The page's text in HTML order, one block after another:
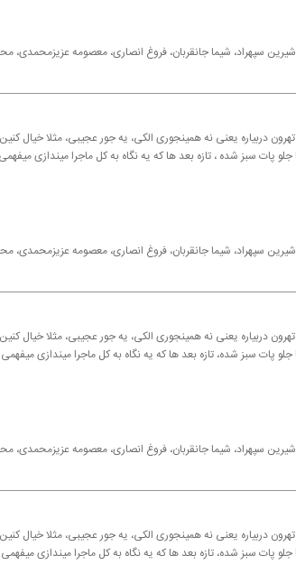
شیرین سپهراد، شیما جانقربان، فروغ انصاری، معصومه
دربیاره یعنی نه همینجوری الكی، یه جور عجیبی، مثلا خیال
پات سبز شده ، تازه بعد ها كه یه نگاه به كل ماجرا میندازی
شیرین سپهراد، شیما جانقربان، فروغ انصاری، معصومه
دربیاره یعنی نه همینجوری الكی، یه جور عجیبی، مثلا خیال
پات سبز شده، تازه بعد ها كه یه نگاه به كل ماجرا میندازی
شیرین سپهراد، شیما جانقربان، فروغ انصاری، معصومه
دربیاره یعنی نه همینجوری الكی، یه جور عجیبی، مثلا خیال
پات سبز شده، تازه بعد ها كه یه نگاه به كل ماجرا میندازی